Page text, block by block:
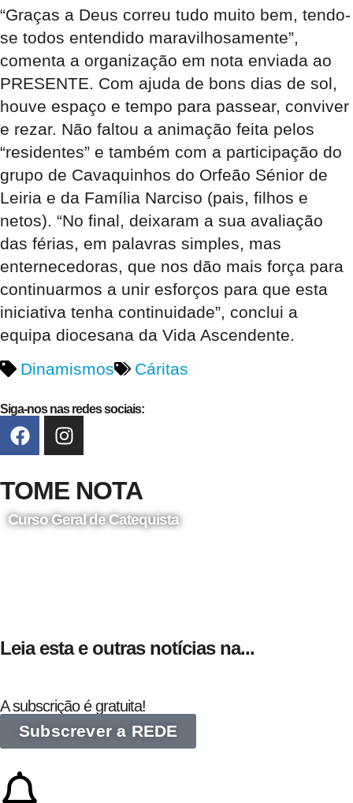
“Graças a Deus correu tudo muito bem, tendo-
se todos entendido maravilhosamente”,
comenta a organização em nota enviada ao
PRESENTE. Com ajuda de bons dias de sol,
houve espaço e tempo para passear, conviver
e rezar. Não faltou a animação feita pelos
“residentes” e também com a participação do
grupo de Cavaquinhos do Orfeão Sénior de
Leiria e da Família Narciso (pais, filhos e
netos). “No final, deixaram a sua avaliação
das férias, em palavras simples, mas
enternecedoras, que nos dão mais força para
continuarmos a unir esforços para que esta
iniciativa tenha continuidade”, conclui a
equipa diocesana da Vida Ascendente.
Dinamismos
Cáritas
Siga-nos nas redes sociais:
TOME NOTA
Curso Geral de Catequista
Leia esta e outras notícias na...
A subscrição é gratuita!
Subscrever a REDE